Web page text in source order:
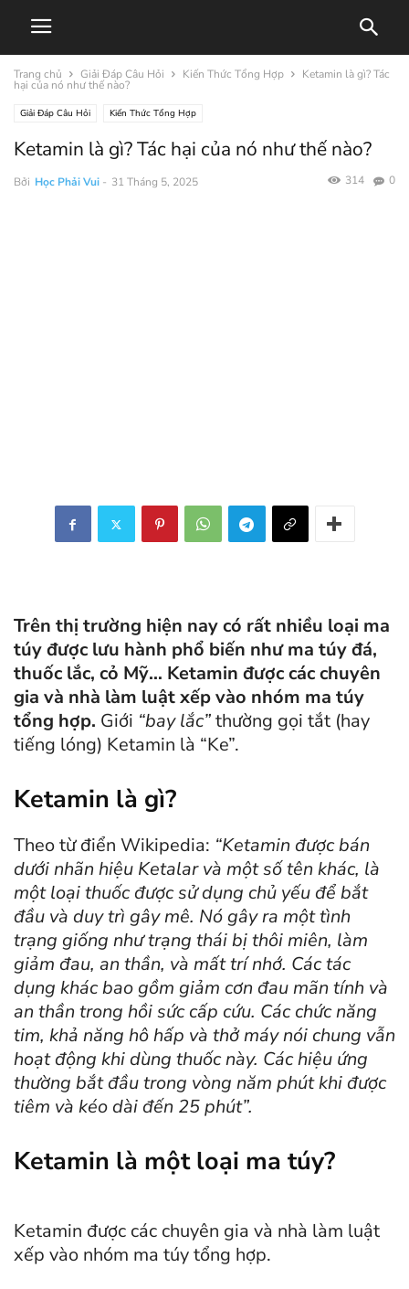
Trang chủ Giải Đáp Câu Hỏi Kiến Thức Tổng Hợp Ketamin là gì? Tác
hại của nó như thế nào?
Giải Đáp Câu Hỏi Kiến Thức Tổng Hợp
Ketamin là gì? Tác hại của nó như thế nào?
Bởi Học Phải Vui - 31 Tháng 5, 2025 0
314
Trên thị trường hiện nay có rất nhiều loại ma
túy được lưu hành phổ biến như ma túy đá,
thuốc lắc, cỏ Mỹ… Ketamin được các chuyên
gia và nhà làm luật xếp vào nhóm ma túy
tổng hợp. Giới “bay lắc”thường gọi tắt (hay
tiếng lóng) Ketamin là “Ke”.
Ketamin là gì?
Theo từ điển Wikipedia: “Ketamin được bán
dưới nhãn hiệu Ketalar và một số tên khác, là
một loại thuốc được sử dụng chủ yếu để bắt
đầu và duy trì gây mê. Nó gây ra một tình
trạng giống như trạng thái bị thôi miên, làm
giảm đau, an thần, và mất trí nhớ. Các tác
dụng khác bao gồm giảm cơn đau mãn tính và
an thần trong hồi sức cấp cứu. Các chức năng
tim, khả năng hô hấp và thở máy nói chung vẫn
hoạt động khi dùng thuốc này. Các hiệu ứng
thường bắt đầu trong vòng năm phút khi được
tiêm và kéo dài đến 25 phút”.
Ketamin là một loại ma túy?
Ketamin được các chuyên gia và nhà làm luật
xếp vào nhóm ma túy tổng hợp.